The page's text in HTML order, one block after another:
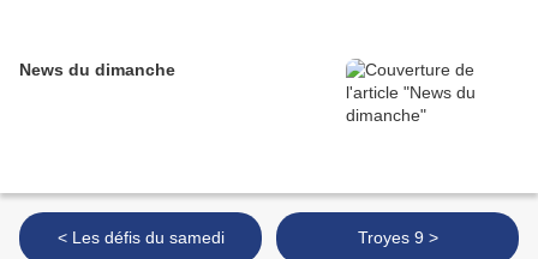
News du dimanche
< Les défis du samedi Troyes 9 >